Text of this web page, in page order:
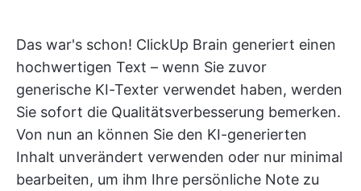
Das war's schon! ClickUp Brain generiert einen
hochwertigen Text – wenn Sie zuvor
generische KI-Texter verwendet haben, werden
Sie sofort die Qualitätsverbesserung bemerken.
Von nun an können Sie den KI-generierten
Inhalt unverändert verwenden oder nur minimal
bearbeiten, um ihm Ihre persönliche Note zu